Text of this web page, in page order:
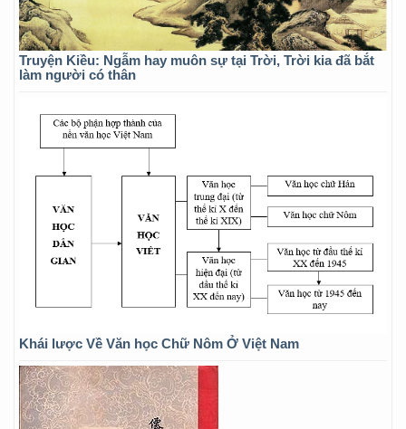
Truyện Kiều: Ngẫm hay muôn sự tại Trời, Trời kia đã bắt
làm người có thân
Khái lược Về Văn học Chữ Nôm Ở Việt Nam